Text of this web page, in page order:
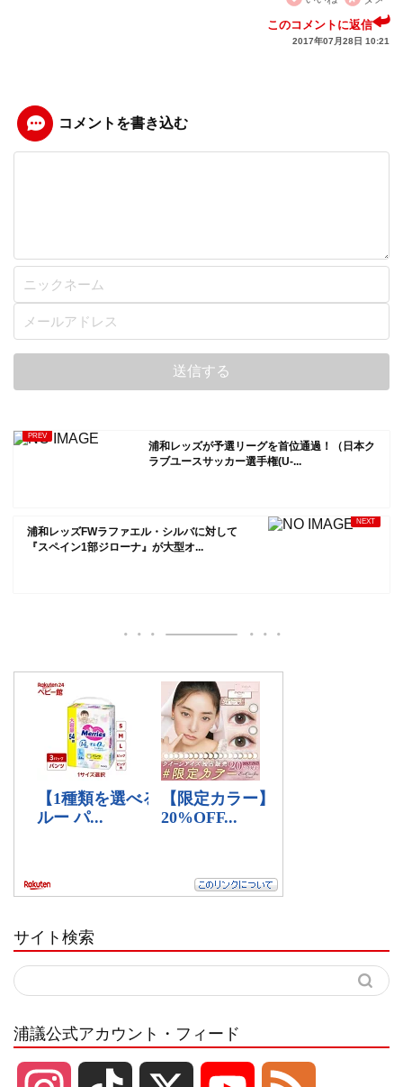
このコメントに返信
2017年07月28日 10:21
コメントを書き込む
浦和レッズが予選リーグを首位通過！（日本ク
ラブユースサッカー選手権(U-...
浦和レッズFWラファエル・シルバに対して
『スペイン1部ジローナ』が大型オ...
サイト検索
浦議公式アカウント・フィード